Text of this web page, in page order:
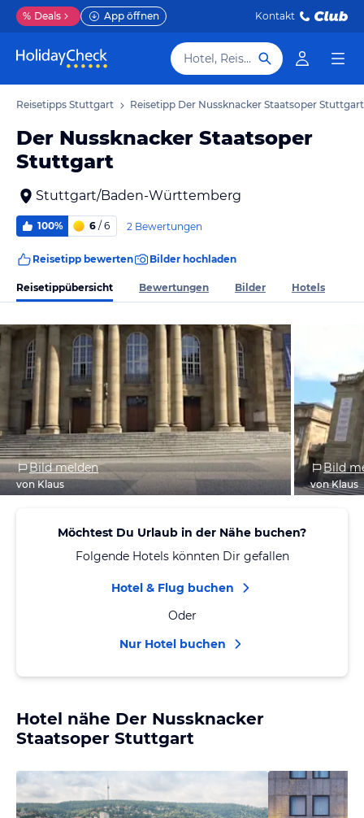
% Deals App öffnen Kontakt
Hotel, Reiseziel
Reisetipps Stuttgart Reisetipp Der Nussknacker Staatsoper Stuttgart
Der Nussknacker Staatsoper
Stuttgart
Stuttgart/Baden-Württemberg
100% 6 / 6 2 Bewertungen
Reisetipp bewerten Bilder hochladen
Reisetippübersicht Bewertungen Bilder Hotels
Bild melden
von Klaus
Bild
von Klaus
Möchtest Du Urlaub in der Nähe buchen?
Folgende Hotels könnten Dir gefallen
Hotel & Flug buchen
Oder
Nur Hotel buchen
Hotel nähe Der Nussknacker
Staatsoper Stuttgart